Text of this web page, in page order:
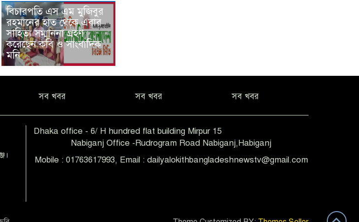
বিচারপতি এস এম মুজিবুর
রহমানের হাত থেকে এবার
সাহিত্য সম্মাননা গ্রহণ
করেছেন কবি ও সাংবাদিক
মনি
সব খবর সব খবর সব খবর
Dhaka office - 6/ H hundred flat building Mirpur 15
Nabiganj Office -Rudrogram Road Nabiganj,Habiganj
Mobile : 01763617993, Email : dailyalokithbangladeshnewstv@gmail.com